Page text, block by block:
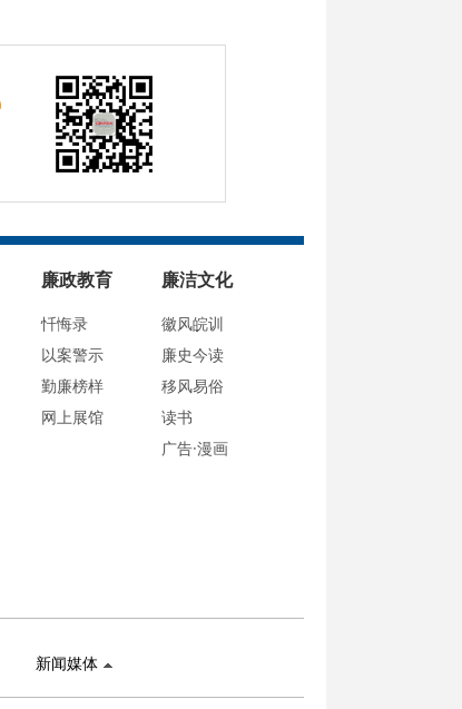
廉政教育
忏悔录
以案警示
勤廉榜样
网上展馆
廉洁文化
徽风皖训
廉史今读
移风易俗
读书
广告·漫画
新闻媒体